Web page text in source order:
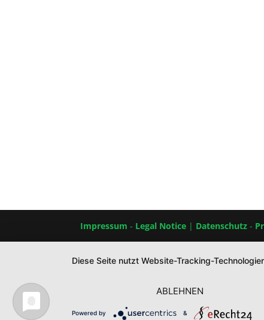
Impressum - Legal Notice | Datenschutz -
Diese Seite nutzt Website-Tracking-
ABLEHNEN
Powered by &